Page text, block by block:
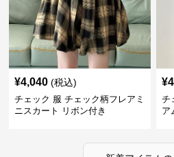
¥4,040 (税込)
チェック 服 チェック柄フレアミ
ニスカート リボン付き
¥
チ
ア